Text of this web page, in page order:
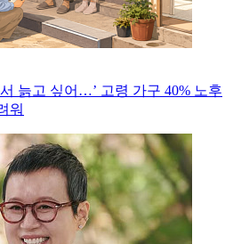
늙고 싶어…’ 고령 가구 40% 노후
워